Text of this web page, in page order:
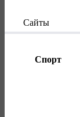
Сайты
Спорт